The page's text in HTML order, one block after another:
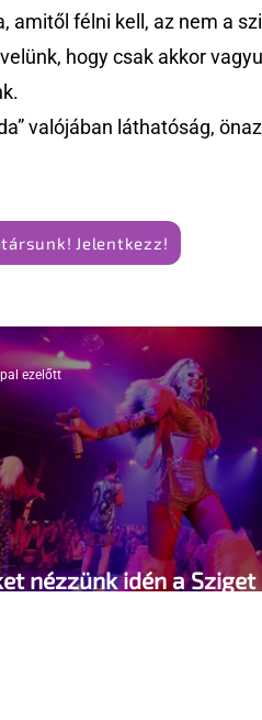
amitől félni kell, az nem a
hogy csak akkor
valójában láthatóság,
Jelentkezz!
nézzünk idén a Sziget
ezelőtt